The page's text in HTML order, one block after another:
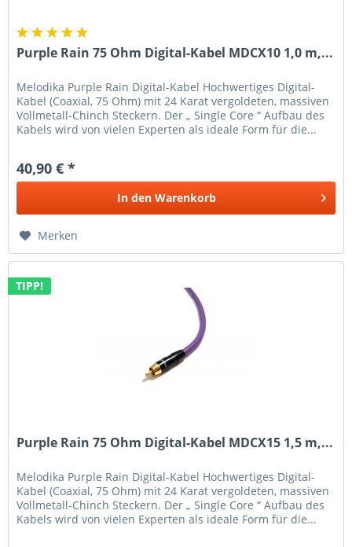
Purple Rain 75 Ohm Digital-Kabel MDCX10 1,0 m,...
Melodika Purple Rain Digital-Kabel Hochwertiges Digital-
Kabel (Coaxial, 75 Ohm) mit 24 Karat vergoldeten, massiven
Vollmetall-Chinch Steckern. Der „ Single Core “ Aufbau des
Kabels wird von vielen Experten als ideale Form für die...
40,90 € *
In den Warenkorb
Merken
TIPP!
Purple Rain 75 Ohm Digital-Kabel MDCX15 1,5 m,...
Melodika Purple Rain Digital-Kabel Hochwertiges Digital-
Kabel (Coaxial, 75 Ohm) mit 24 Karat vergoldeten, massiven
Vollmetall-Chinch Steckern. Der „ Single Core “ Aufbau des
Kabels wird von vielen Experten als ideale Form für die...